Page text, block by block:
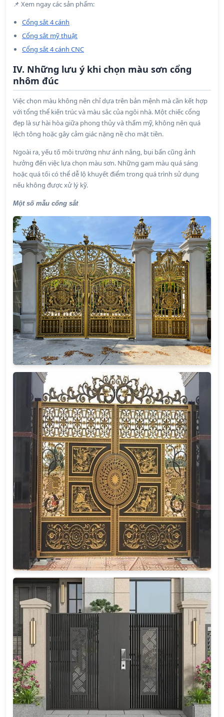
📌 Xem ngay các sản phẩm:
Cổng sắt 4 cánh
Cổng sắt mỹ thuật
Cổng sắt 4 cánh CNC
IV. Những lưu ý khi chọn màu sơn cổng
nhôm đúc
Việc chọn màu không nên chỉ dựa trên bản mệnh mà cần kết hợp
với tổng thể kiến trúc và màu sắc của ngôi nhà. Một chiếc cổng
đẹp là sự hài hòa giữa phong thủy và thẩm mỹ, không nên quá
lệch tông hoặc gây cảm giác nặng nề cho mặt tiền.
Ngoài ra, yếu tố môi trường như ánh nắng, bụi bẩn cũng ảnh
hưởng đến việc lựa chọn màu sơn. Những gam màu quá sáng
hoặc quá tối có thể dễ lộ khuyết điểm trong quá trình sử dụng
nếu không được xử lý kỹ.
Một số mẫu cổng sắt